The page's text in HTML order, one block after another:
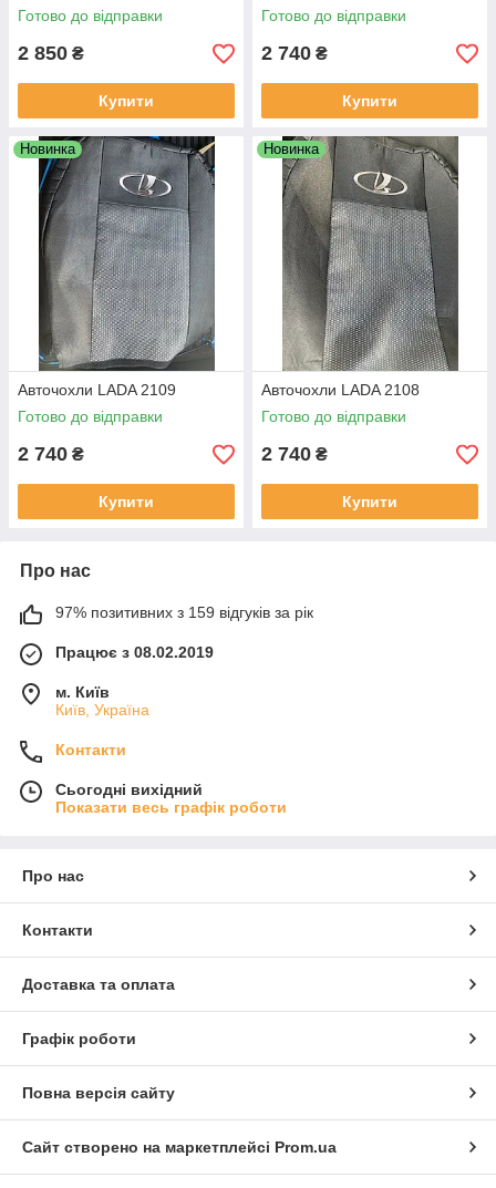
Готово до відправки
2 850 ₴
Купити
Готово до відправки
2 740 ₴
Купити
Новинка
Авточохли LADA 2109
Готово до відправки
2 740 ₴
Купити
Новинка
Авточохли LADA 2108
Готово до відправки
2 740 ₴
Купити
Про нас
97% позитивних з 159 відгуків за рік
Працює з 08.02.2019
м. Київ
Київ, Україна
Контакти
Сьогодні вихідний
Показати весь графік роботи
Про нас
Контакти
Доставка та оплата
Графік роботи
Повна версія сайту
Сайт створено на маркетплейсі Prom.ua